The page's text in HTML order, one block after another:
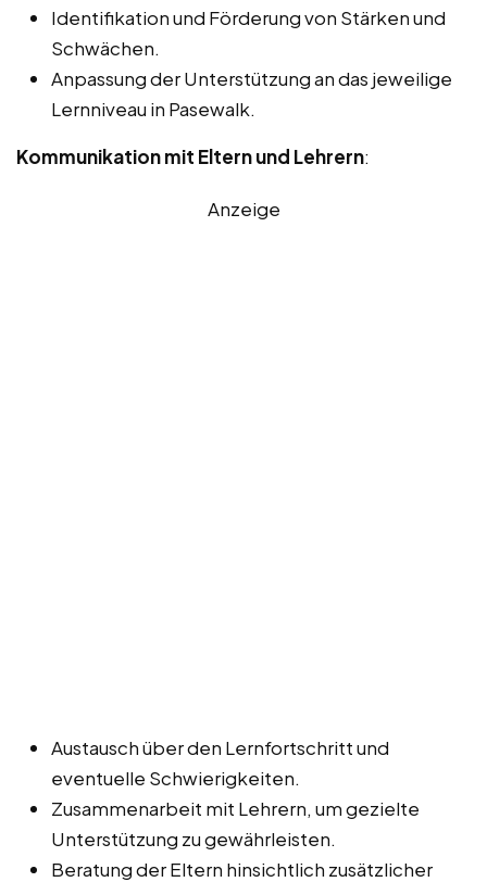
Identifikation und Förderung von Stärken und
Schwächen.
Anpassung der Unterstützung an das jeweilige
Lernniveau in Pasewalk.
Kommunikation mit Eltern und Lehrern:
Anzeige
Austausch über den Lernfortschritt und
eventuelle Schwierigkeiten.
Zusammenarbeit mit Lehrern, um gezielte
Unterstützung zu gewährleisten.
Beratung der Eltern hinsichtlich zusätzlicher